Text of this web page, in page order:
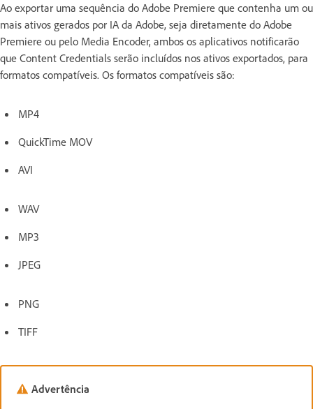
Ao exportar uma sequência do Adobe Premiere que contenha um ou
mais ativos gerados por IA da Adobe, seja diretamente do Adobe
Premiere ou pelo Media Encoder, ambos os aplicativos notificarão
que Content Credentials serão incluídos nos ativos exportados, para
formatos compatíveis. Os formatos compatíveis são:
MP4
QuickTime MOV
AVI
WAV
MP3
JPEG
PNG
TIFF
Advertência